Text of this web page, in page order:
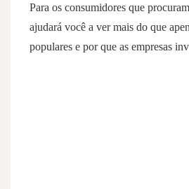
Para os consumidores que
ajudará você a ver mais do que
populares e por que as empresas